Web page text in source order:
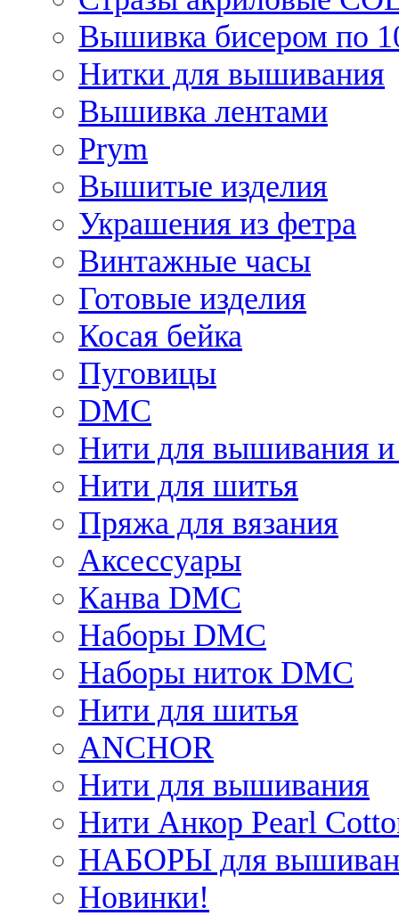
Вышивка бисером по
Нитки для вышивания
Вышивка лентами
Prym
Вышитые изделия
Украшения из фетра
Винтажные часы
Готовые изделия
Косая бейка
Пуговицы
DMC
Нити для вышивания и
Нити для шитья
Пряжа для вязания
Аксессуары
Канва DMC
Наборы DMC
Наборы ниток DMC
Нити для шитья
ANCHOR
Нити для вышивания
Нити Анкор Pearl
НАБОРЫ для
Новинки!